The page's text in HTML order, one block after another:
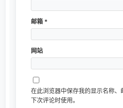
邮箱 *
网站
在此浏览器中保存我的显示名称
下次评论时使用。